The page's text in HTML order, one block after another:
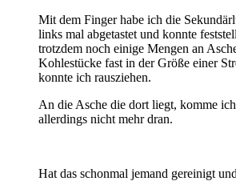
Mit dem Finger habe ich die
links mal abgetastet und konnte
trotzdem noch einige Mengen an
Kohlestücke fast in der Größe einer
konnte ich rausziehen.
An die Asche die dort liegt, komme
allerdings nicht mehr dran.
Hat das schonmal jemand gereinigt